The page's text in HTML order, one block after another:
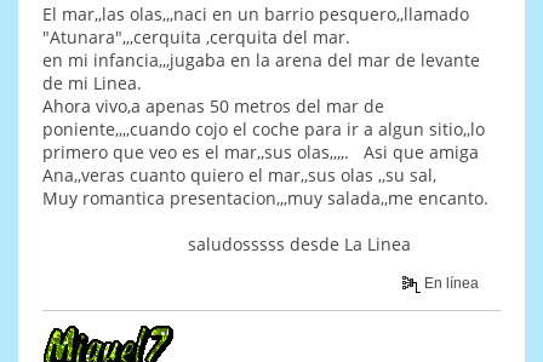
El mar,,las olas,,,naci en un barrio pesquero,,llamado
"Atunara",,,cerquita ,cerquita del mar.
en mi infancia,,,jugaba en la arena del mar de levante
de mi Linea.
Ahora vivo,a apenas 50 metros del mar de
poniente,,,,cuando cojo el coche para ir a algun sitio,,lo
primero que veo es el mar,,sus olas,,,,. Asi que amiga
Ana,,veras cuanto quiero el mar,,sus olas ,,su sal,
Muy romantica presentacion,,,muy salada,,me encanto.
saludosssss desde La Linea
En línea